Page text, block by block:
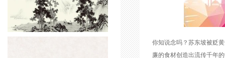
你知说念吗？苏东坡被贬
廉的食材创造出流传千年